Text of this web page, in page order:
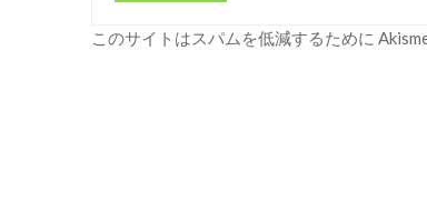
このサイトはスパムを低減するために